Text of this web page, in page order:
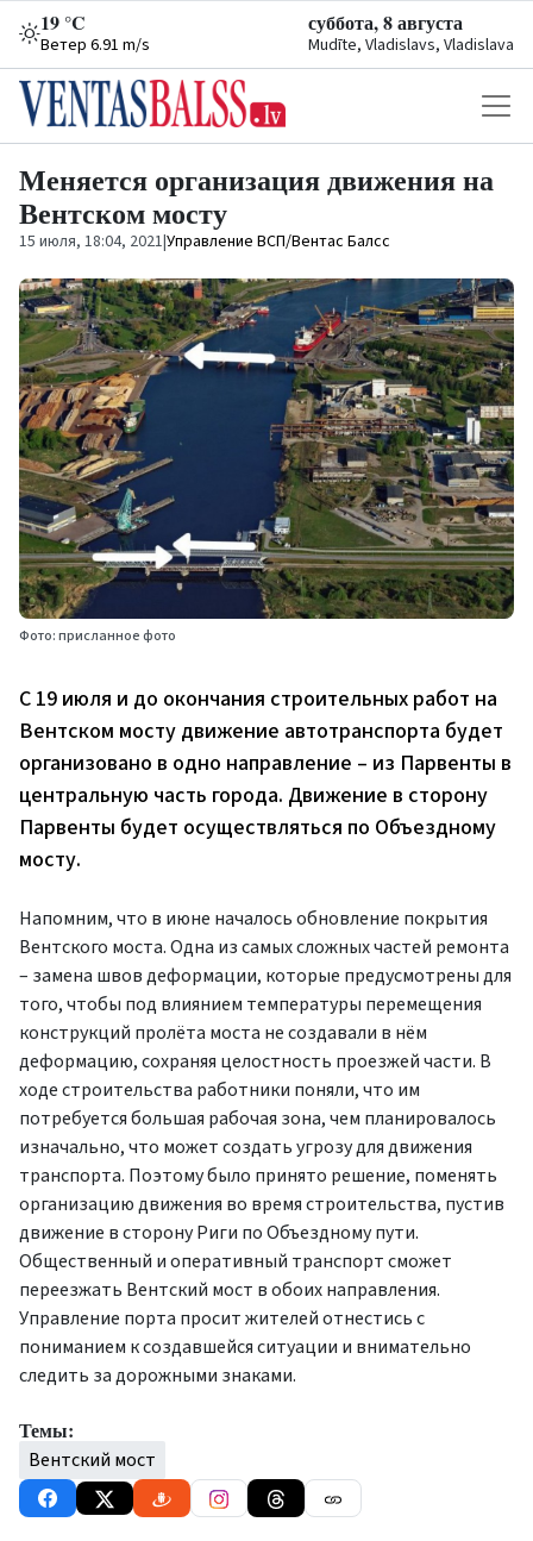
19 °C
Ветер 6.91 m/s
суббота, 8 августа
Mudīte, Vladislavs, Vladislava
Меняется организация движения на
Вентском мосту
15 июля, 18:04, 2021|Управление ВСП/Вентас Балсс
Фото: присланное фото
С 19 июля и до окончания строительных работ на
Вентском мосту движение автотранспорта будет
организовано в одно направление – из Парвенты в
центральную часть города. Движение в сторону
Парвенты будет осуществляться по Объездному
мосту.
Напомним, что в июне началось обновление покрытия
Вентского моста. Одна из самых сложных частей ремонта
– замена швов деформации, которые предусмотрены для
того, чтобы под влиянием температуры перемещения
конструкций пролёта моста не создавали в нём
деформацию, сохраняя целостность проезжей части. В
ходе строительства работники поняли, что им
потребуется большая рабочая зона, чем планировалось
изначально, что может создать угрозу для движения
транспорта. Поэтому было принято решение, поменять
организацию движения во время строительства, пустив
движение в сторону Риги по Объездному пути.
Общественный и оперативный транспорт сможет
переезжать Вентский мост в обоих направления.
Управление порта просит жителей отнестись с
пониманием к создавшейся ситуации и внимательно
следить за дорожными знаками.
Темы:
Вентский мост